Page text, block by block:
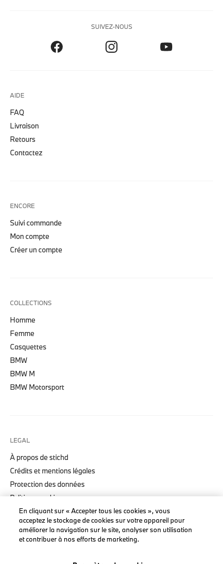
SUIVEZ-NOUS
AIDE
FAQ
Livraison
Retours
Contactez
ENCORE
Suivi commande
Mon compte
Créer un compte
COLLECTIONS
Homme
Femme
Casquettes
BMW
BMW M
BMW Motorsport
LEGAL
À propos de stichd
Crédits et mentions légales
Protection des données
Politique cookies
Accessibility Act
En cliquant sur « Accepter tous les cookies », vous
acceptez le stockage de cookies sur votre appareil pour
améliorer la navigation sur le site, analyser son utilisation
et contribuer à nos efforts de marketing.